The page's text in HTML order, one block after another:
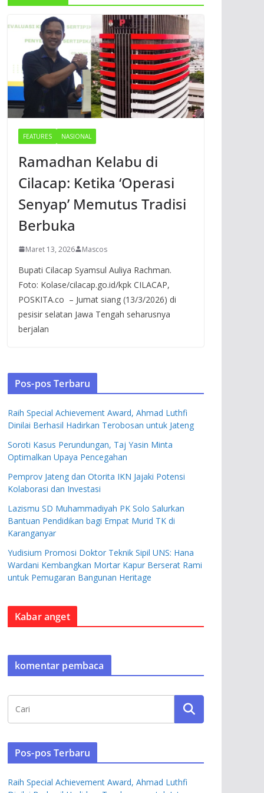
FEATURES NASIONAL
Ramadhan Kelabu di
Cilacap: Ketika ‘Operasi
Senyap’ Memutus Tradisi
Berbuka
Maret 13, 2026 Mascos
Bupati Cilacap Syamsul Auliya Rachman.
Foto: Kolase/cilacap.go.id/kpk CILACAP,
POSKITA.co – Jumat siang (13/3/2026) di
pesisir selatan Jawa Tengah seharusnya
berjalan
Pos-pos Terbaru
Raih Special Achievement Award, Ahmad Luthfi
Dinilai Berhasil Hadirkan Terobosan untuk Jateng
Soroti Kasus Perundungan, Taj Yasin Minta
Optimalkan Upaya Pencegahan
Pemprov Jateng dan Otorita IKN Jajaki Potensi
Kolaborasi dan Investasi
Lazismu SD Muhammadiyah PK Solo Salurkan
Bantuan Pendidikan bagi Empat Murid TK di
Karanganyar
Yudisium Promosi Doktor Teknik Sipil UNS: Hana
Wardani Kembangkan Mortar Kapur Berserat Rami
untuk Pemugaran Bangunan Heritage
Kabar anget
komentar pembaca
Pos-pos Terbaru
Raih Special Achievement Award, Ahmad Luthfi